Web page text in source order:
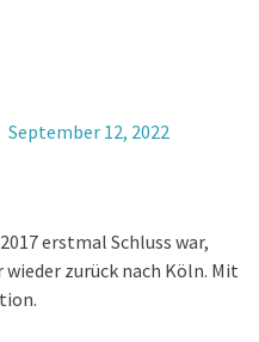
September 12, 2022
erstmal Schluss war,
wieder zurück nach Köln. Mit